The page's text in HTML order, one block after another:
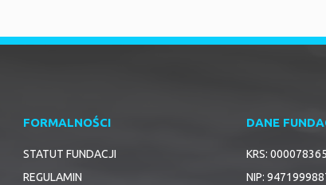
FORMALNOŚCI
STATUT FUNDACJI
REGULAMIN
DANE
KRS:
NIP: